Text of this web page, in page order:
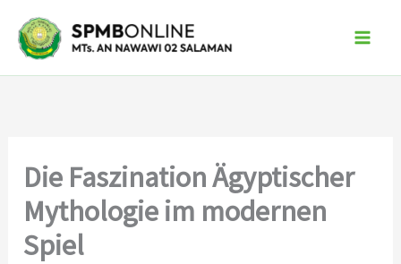
content
Die Faszination Ägyptischer
Mythologie im modernen
Spiel